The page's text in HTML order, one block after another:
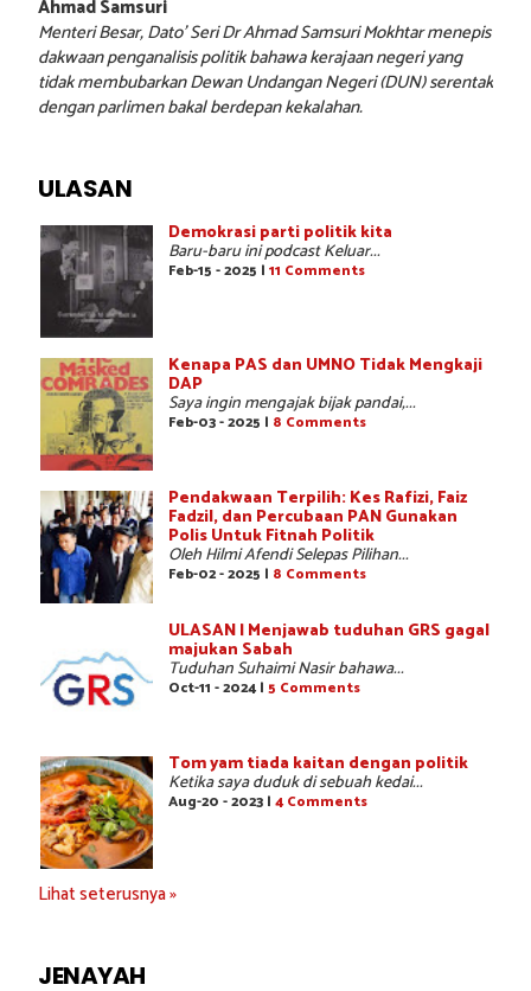
Ahmad Samsuri
Menteri Besar, Dato’ Seri Dr Ahmad Samsuri Mokhtar menepis
dakwaan penganalisis politik bahawa kerajaan negeri yang
tidak membubarkan Dewan Undangan Negeri (DUN) serentak
dengan parlimen bakal berdepan kekalahan.
ULASAN
Demokrasi parti politik kita
Baru-baru ini podcast Keluar...
Feb-15 - 2025 | 11 Comments
Kenapa PAS dan UMNO Tidak Mengkaji
DAP
Saya ingin mengajak bijak pandai,...
Feb-03 - 2025 | 8 Comments
Pendakwaan Terpilih: Kes Rafizi, Faiz
Fadzil, dan Percubaan PAN Gunakan
Polis Untuk Fitnah Politik
Oleh Hilmi Afendi Selepas Pilihan...
Feb-02 - 2025 | 8 Comments
ULASAN | Menjawab tuduhan GRS gagal
majukan Sabah
Tuduhan Suhaimi Nasir bahawa...
Oct-11 - 2024 | 5 Comments
Tom yam tiada kaitan dengan politik
Ketika saya duduk di sebuah kedai...
Aug-20 - 2023 | 4 Comments
Lihat seterusnya »
JENAYAH